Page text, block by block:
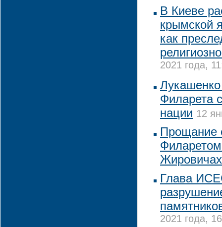
В Киеве
крымской
как
2021 года,
Филарета
нации 12
Прощание
Жировичах
Глава
2021 года,